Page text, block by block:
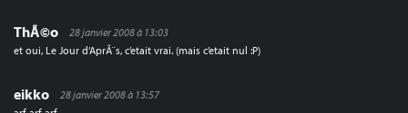
ThÃ©o
28 janvier 2008 à 13:03
et oui, Le Jour d’AprÃ¨s, c’etait vrai. (mais c’etait nul :P)
eikko
28 janvier 2008 à 13:57